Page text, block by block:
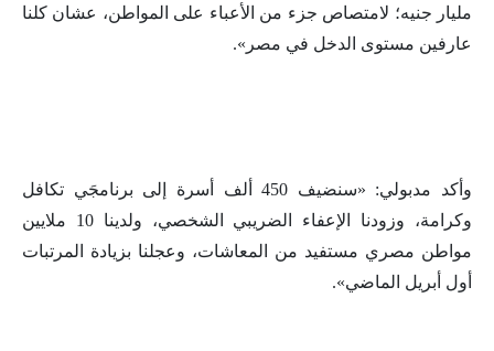
مليار جنيه؛ لامتصاص جزء من الأعباء على المواطن، عشان كلنا
عارفين مستوى الدخل في مصر».
وأكد مدبولي: «سنضيف 450 ألف أسرة إلى برنامجَي تكافل
وكرامة، وزودنا الإعفاء الضريبي الشخصي، ولدينا 10 ملايين
مواطن مصري مستفيد من المعاشات، وعجلنا بزيادة المرتبات
أول أبريل الماضي».